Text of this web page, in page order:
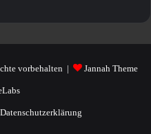
vorbehalten | Jannah Theme
Datenschutzerklärung